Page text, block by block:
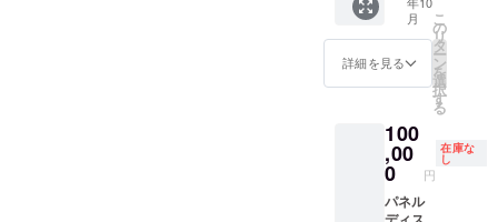
何名で
も参加
可能で
す。
日（土
曜日）
18:00-
20:00
・場
所：郡
央公民
館 3階
・支援
者様の
交通費
3ヵ年戦
略〜施
策整理
・20XX
年物語
の作成
カン
ファレ
ンスメ
インス
ポン
グ デジ
タルネ
イティ
ブ世代
のメ
ディア
マーケ
ティン
グ戦
略」
（内
月
詳細を見る
こ
の
リ
タ
ー
ン
を
選
択
す
る
100
,00
0 円
在庫な
し
パネル